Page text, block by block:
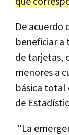
De acuerdo
beneficiar
de tarjetas,
menores a
básica
de
"La